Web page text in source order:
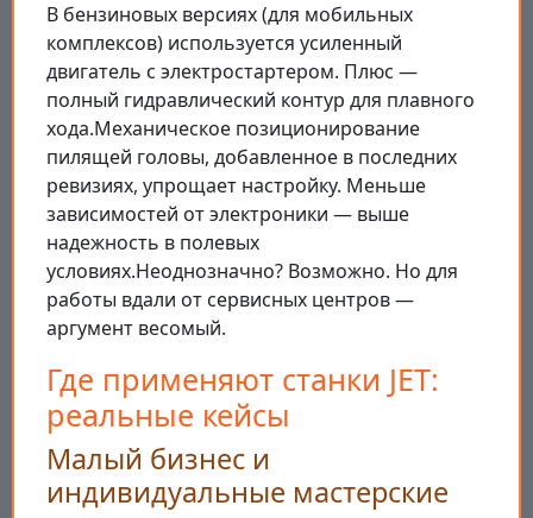
В бензиновых версиях (для мобильных
комплексов) используется усиленный
двигатель с электростартером. Плюс —
полный гидравлический контур для плавного
хода.Механическое позиционирование
пилящей головы, добавленное в последних
ревизиях, упрощает настройку. Меньше
зависимостей от электроники — выше
надежность в полевых
условиях.Неоднозначно? Возможно. Но для
работы вдали от сервисных центров —
аргумент весомый.
Где применяют станки JET:
реальные кейсы
Малый бизнес и
индивидуальные мастерские